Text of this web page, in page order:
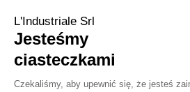
20148 Milano (MI)
Italy
Registro Imprese
REA: MI-1539011